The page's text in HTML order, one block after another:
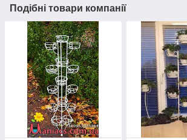
Подібні товари компанії